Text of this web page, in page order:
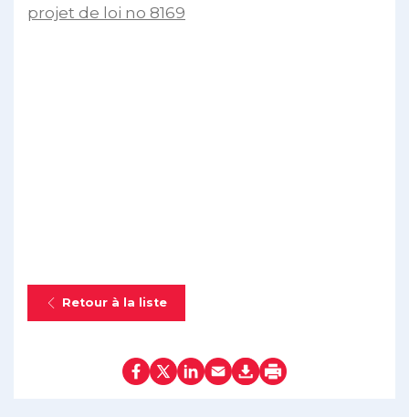
projet de loi no 8169
Retour à la liste